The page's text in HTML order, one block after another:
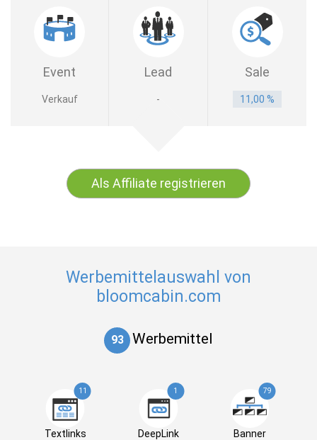
Event Lead Sale
Verkauf - 11,00 %
Als Affiliate registrieren
Werbemittelauswahl von
bloomcabin.com
93 Werbemittel
11
Textlinks
1
DeepLink
79
Banner